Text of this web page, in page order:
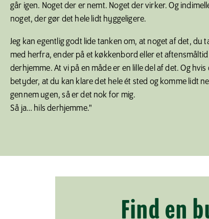
går igen. Noget der er nemt. Noget der virker. Og
noget, der gør det hele lidt hyggeligere.
Jeg kan egentlig godt lide tanken om, at noget af det, du
med herfra, ender på et køkkenbord eller et aftensmåltid
derhjemme. At vi på en måde er en lille del af det. Og hvis
betyder, at du kan klare det hele ét sted og komme lidt
gennem ugen, så er det nok for mig.
Så ja… hils derhjemme."
Find en